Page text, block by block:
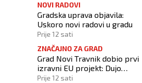
NOVI RADOVI
Gradska uprava objavila:
Uskoro novi radovi u gradu
Prije 12 sati
ZNAČAJNO ZA GRAD
Grad Novi Travnik dobio prvi
izravni EU projekt: Dujo
potpisao ugovor
Prije 12 sati